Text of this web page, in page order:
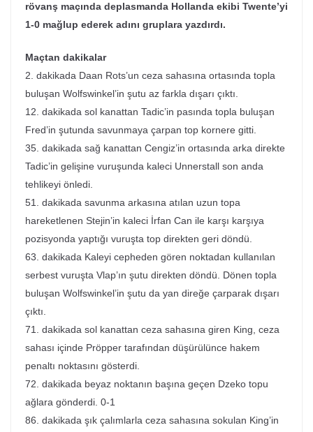
rövanş maçında deplasmanda Hollanda ekibi Twente’yi
1-0 mağlup ederek adını gruplara yazdırdı.
Maçtan dakikalar
2. dakikada Daan Rots’un ceza sahasına ortasında topla
buluşan Wolfswinkel’in şutu az farkla dışarı çıktı.
12. dakikada sol kanattan Tadic’in pasında topla buluşan
Fred’in şutunda savunmaya çarpan top kornere gitti.
35. dakikada sağ kanattan Cengiz’in ortasında arka direkte
Tadic’in gelişine vuruşunda kaleci Unnerstall son anda
tehlikeyi önledi.
51. dakikada savunma arkasına atılan uzun topa
hareketlenen Stejin’in kaleci İrfan Can ile karşı karşıya
pozisyonda yaptığı vuruşta top direkten geri döndü.
63. dakikada Kaleyi cepheden gören noktadan kullanılan
serbest vuruşta Vlap’ın şutu direkten döndü. Dönen topla
buluşan Wolfswinkel’in şutu da yan direğe çarparak dışarı
çıktı.
71. dakikada sol kanattan ceza sahasına giren King, ceza
sahası içinde Pröpper tarafından düşürülünce hakem
penaltı noktasını gösterdi.
72. dakikada beyaz noktanın başına geçen Dzeko topu
ağlara gönderdi. 0-1
86. dakikada şık çalımlarla ceza sahasına sokulan King’in